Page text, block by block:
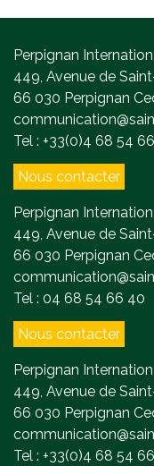
Perpignan
449, Avenue de
66 030 Perpignan
Tel : +33(0)4 68 54
Nous contacter
Perpignan
449, Avenue de
66 030 Perpignan
Tel : 04 68 54 66 40
Nous contacter
Perpignan
449, Avenue de
66 030 Perpignan
Tel : +33(0)4 68 54